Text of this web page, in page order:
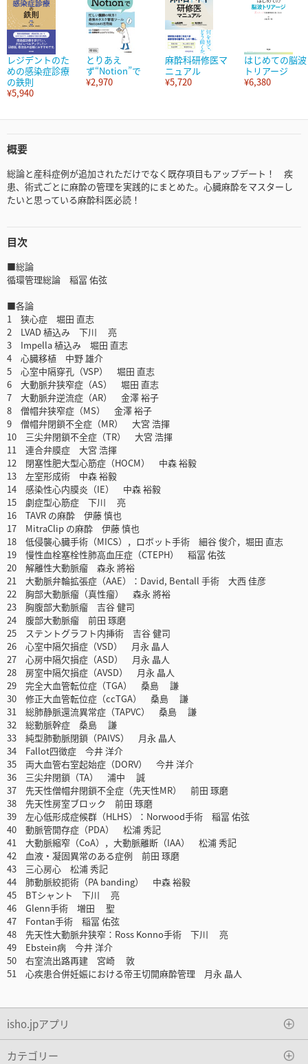
レジデントのた
めの感染症診療
の鉄則
¥5,940
とりあえ
ず“Notion”で
¥2,970
麻酔科研修医マ
ニュアル
¥5,720
はじめての脳波
トリアージ
¥6,380
概要
総論と産科症例が追加されただけでなく既存項目もアップデート！ 疾
患、術式ごとに麻酔の管理を実践的にまとめた。心臓麻酔をマスターし
たいと思っている麻酔科医必読！
目次
■総論
循環管理総論 稲冨 佑弦
■各論
1 狭心症 堀田 直志
2 LVAD 植込み 下川 亮
3 Impella 植込み 堀田 直志
4 心臓移植 中野 雄介
5 心室中隔穿孔（VSP） 堀田 直志
6 大動脈弁狭窄症（AS） 堀田 直志
7 大動脈弁逆流症（AR） 金澤 裕子
8 僧帽弁狭窄症（MS） 金澤 裕子
9 僧帽弁閉鎖不全症（MR） 大宮 浩揮
10 三尖弁閉鎖不全症（TR） 大宮 浩揮
11 連合弁膜症 大宮 浩揮
12 閉塞性肥大型心筋症（HOCM） 中森 裕毅
13 左室形成術 中森 裕毅
14 感染性心内膜炎（IE） 中森 裕毅
15 劇症型心筋症 下川 亮
16 TAVR の麻酔 伊藤 慎也
17 MitraClip の麻酔 伊藤 慎也
18 低侵襲心臓手術（MICS），ロボット手術 細谷 俊介，堀田 直志
19 慢性血栓塞栓性肺高血圧症（CTEPH） 稲冨 佑弦
20 解離性大動脈瘤 森永 將裕
21 大動脈弁輪拡張症（AAE）：David, Bentall 手術 大西 佳彦
22 胸部大動脈瘤（真性瘤） 森永 將裕
23 胸腹部大動脈瘤 吉谷 健司
24 腹部大動脈瘤 前田 琢磨
25 ステントグラフト内挿術 吉谷 健司
26 心室中隔欠損症（VSD） 月永 晶人
27 心房中隔欠損症（ASD） 月永 晶人
28 房室中隔欠損症（AVSD） 月永 晶人
29 完全大血管転位症（TGA） 桑島 謙
30 修正大血管転位症（ccTGA） 桑島 謙
31 総肺静脈還流異常症（TAPVC） 桑島 謙
32 総動脈幹症 桑島 謙
33 純型肺動脈閉鎖（PAIVS） 月永 晶人
34 Fallot四徴症 今井 洋介
35 両大血管右室起始症（DORV） 今井 洋介
36 三尖弁閉鎖（TA） 浦中 誠
37 先天性僧帽弁閉鎖不全症（先天性MR） 前田 琢磨
38 先天性房室ブロック 前田 琢磨
39 左心低形成症候群（HLHS）：Norwood手術 稲冨 佑弦
40 動脈管開存症（PDA） 松浦 秀記
41 大動脈縮窄（CoA），大動脈離断（IAA） 松浦 秀記
42 血液・凝固異常のある症例 前田 琢磨
43 三心房心 松浦 秀記
44 肺動脈絞扼術（PA banding） 中森 裕毅
45 BTシャント 下川 亮
46 Glenn手術 増田 聖
47 Fontan手術 稲冨 佑弦
48 先天性大動脈弁狭窄：Ross Konno手術 下川 亮
49 Ebstein病 今井 洋介
50 右室流出路再建 宮崎 敦
51 心疾患合併妊娠における帝王切開麻酔管理 月永 晶人
isho.jpアプリ
カテゴリー